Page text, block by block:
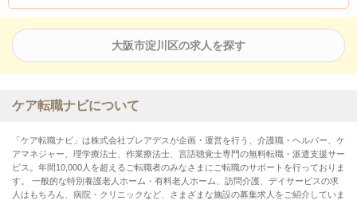
皆勤手当：5,000円
当直手当：7000円／回
賞与：年2回（昨年度実績2.00月分）
※年収例：350万円以上
開設記念報奨金(年1回)
年末年始手当
大阪市淀川区の求人を探す
ケア転職ナビについて
「ケア転職ナビ」は株式会社プレアデスが企画・運営を行う、介護職・ヘルパー、ケ
アマネジャー、理学療法士、作業療法士、言語聴覚士専門の無料転職・派遣支援サー
ビス。年間10,000人を超えるご転職者のみなさまにご転職のサポートを行っておりま
す。 一般的な特別養護老人ホーム・有料老人ホーム、訪問介護、デイサービスの求
人はもちろん、病院・クリニックなど、さまざまな施設の募集求人をご紹介していま